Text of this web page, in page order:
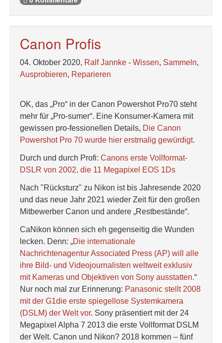
Canon Profis
04. Oktober 2020, Ralf Jannke - Wissen, Sammeln,
Ausprobieren, Reparieren
OK, das „Pro“ in der Canon Powershot Pro70 steht
mehr für „Pro-sumer“. Eine Konsumer-Kamera mit
gewissen pro-fessionellen Details, Die Canon
Powershot Pro 70 wurde hier erstmalig gewürdigt.
Durch und durch Profi: Canons erste Vollformat-
DSLR von 2002, die 11 Megapixel EOS 1Ds
Nach "Rücksturz" zu Nikon ist bis Jahresende 2020
und das neue Jahr 2021 wieder Zeit für den großen
Mitbewerber Canon und andere „Restbestände“.
CaNikon können sich eh gegenseitig die Wunden
lecken. Denn: „Die internationale
Nachrichtenagentur Associated Press (AP) will alle
ihre Bild- und Videojournalisten weltweit exklusiv
mit Kameras und Objektiven von Sony ausstatten.“
Nur noch mal zur Erinnerung: Panasonic stellt 2008
mit der G1die erste spiegellose Systemkamera
(DSLM) der Welt vor. Sony präsentiert mit der 24
Megapixel Alpha 7 2013 die erste Vollformat DSLM
der Welt. Canon und Nikon? 2018 kommen – fünf